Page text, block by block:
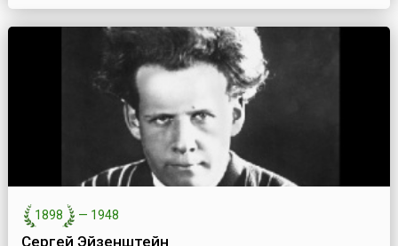
1898 — 1948
Сергей Эйзенштейн